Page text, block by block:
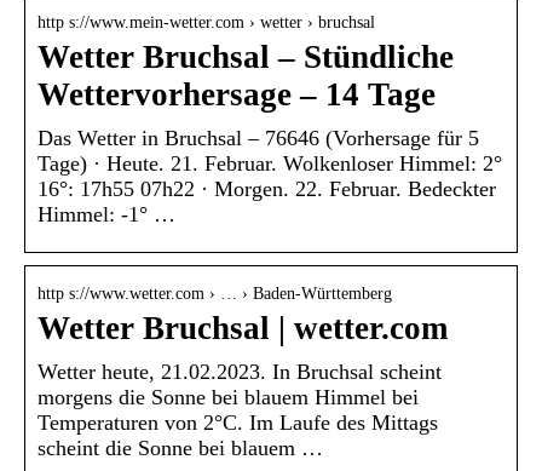
http s://www.mein-wetter.com › wetter › bruchsal
Wetter Bruchsal – Stündliche
Wettervorhersage – 14 Tage
Das Wetter in Bruchsal – 76646 (Vorhersage für 5
Tage) · Heute. 21. Februar. Wolkenloser Himmel: 2°
16°: 17h55 07h22 · Morgen. 22. Februar. Bedeckter
Himmel: -1° …
http s://www.wetter.com › … › Baden-Württemberg
Wetter Bruchsal | wetter.com
Wetter heute, 21.02.2023. In Bruchsal scheint
morgens die Sonne bei blauem Himmel bei
Temperaturen von 2°C. Im Laufe des Mittags
scheint die Sonne bei blauem …